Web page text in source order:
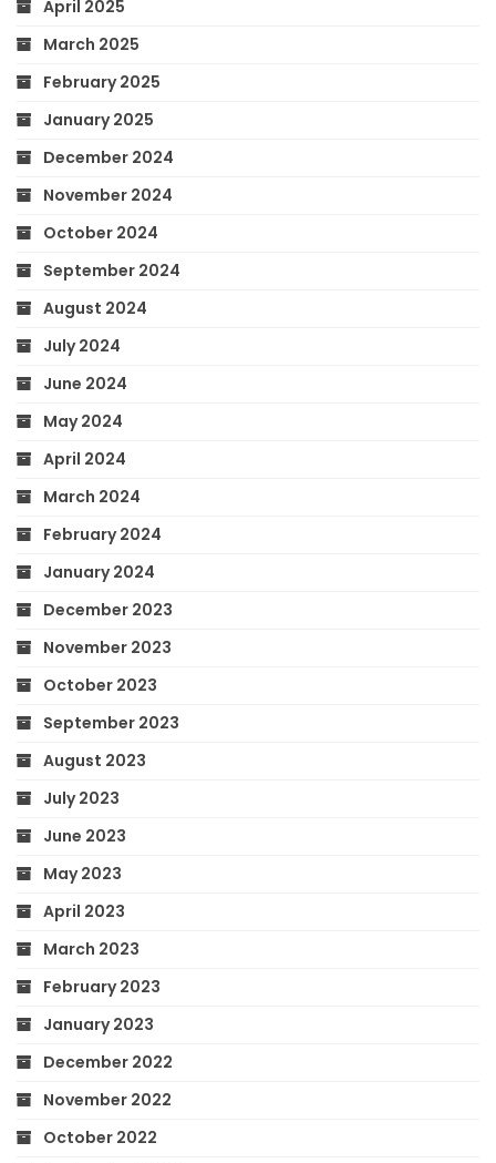
April 2025
March 2025
February 2025
January 2025
December 2024
November 2024
October 2024
September 2024
August 2024
July 2024
June 2024
May 2024
April 2024
March 2024
February 2024
January 2024
December 2023
November 2023
October 2023
September 2023
August 2023
July 2023
June 2023
May 2023
April 2023
March 2023
February 2023
January 2023
December 2022
November 2022
October 2022